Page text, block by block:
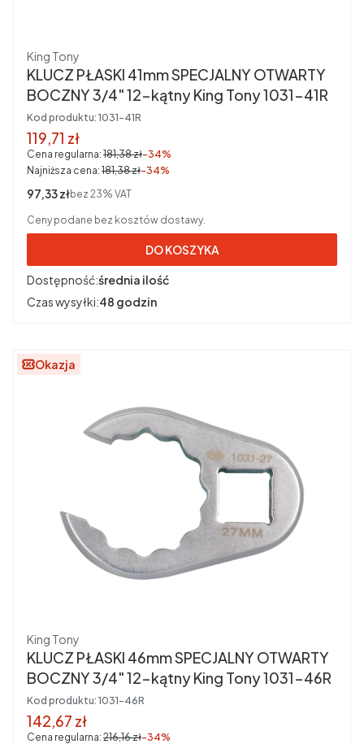
Producent
King Tony
KLUCZ PŁASKI 41mm SPECJALNY OTWARTY
BOCZNY 3/4" 12-kątny King Tony 1031-41R
Kod produktu: 1031-41R
Cena promocyjna brutto
119,71 zł
Cena regularna: 181,38 zł-34%
Najniższa cena: 181,38 zł-34%
Cena netto
97,33 złbez 23% VAT
Ceny podane bez kosztów dostawy.
DO KOSZYKA
Dostępność:średnia ilość
Czas wysyłki:48 godzin
Okazja
Producent
King Tony
KLUCZ PŁASKI 46mm SPECJALNY OTWARTY
BOCZNY 3/4" 12-kątny King Tony 1031-46R
Kod produktu: 1031-46R
Cena promocyjna brutto
142,67 zł
Cena regularna: 216,16 zł-34%